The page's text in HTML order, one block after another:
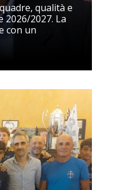
qualità e
2027. La
con un